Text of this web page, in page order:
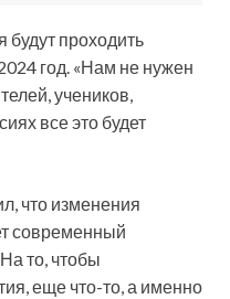
будут проходить
год. «Нам не нужен
учеников,
все это будет
что изменения
современный
то, чтобы
еще что-то, а именно